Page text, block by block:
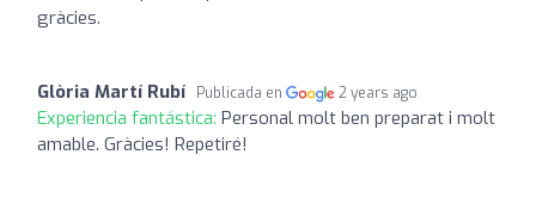
gràcies.
Glòria Martí Rubí Publicada en 2 years ago
Experiencia fantástica: Personal molt ben preparat i molt
amable. Gràcies! Repetiré!